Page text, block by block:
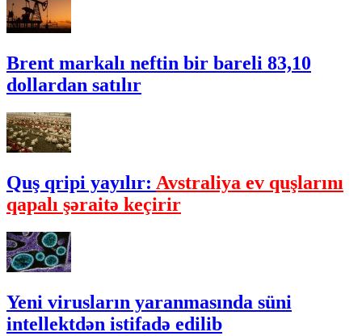
Brent markalı neftin bir bareli 83,10
dollardan satılır
Quş qripi yayılır: Avstraliya ev quşlarını
qapalı şəraitə keçirir
Yeni virusların yaranmasında süni
intellektdən istifadə edilib